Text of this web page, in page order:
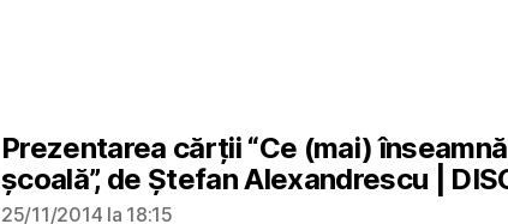
Prezentarea cărţii “Ce (mai)
şcoală”, de Ştefan Alexandrescu |
25/11/2014 la 18:15